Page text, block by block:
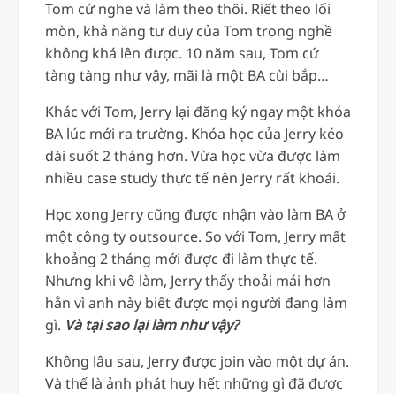
Tom cứ nghe và làm theo thôi. Riết theo lối
mòn, khả năng tư duy của Tom trong nghề
không khá lên được. 10 năm sau, Tom cứ
tàng tàng như vậy, mãi là một BA cùi bắp…
Khác với Tom, Jerry lại đăng ký ngay một khóa
BA lúc mới ra trường. Khóa học của Jerry kéo
dài suốt 2 tháng hơn. Vừa học vừa được làm
nhiều case study thực tế nên Jerry rất khoái.
Học xong Jerry cũng được nhận vào làm BA ở
một công ty outsource. So với Tom, Jerry mất
khoảng 2 tháng mới được đi làm thực tế.
Nhưng khi vô làm, Jerry thấy thoải mái hơn
hẳn vì anh này biết được mọi người đang làm
gì. Và tại sao lại làm như vậy?
Không lâu sau, Jerry được join vào một dự án.
Và thế là ảnh phát huy hết những gì đã được